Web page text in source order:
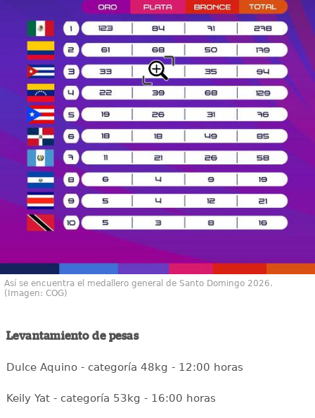
Así se encuentra el medallero general de Santo Domingo 2026.
(Imagen: COG)
Levantamiento de pesas
Dulce Aquino - categoría 48kg - 12:00 horas
Keily Yat - categoría 53kg - 16:00 horas